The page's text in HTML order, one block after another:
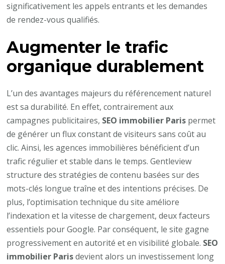
significativement les appels entrants et les demandes
de rendez-vous qualifiés.
Augmenter le trafic
organique durablement
L’un des avantages majeurs du référencement naturel
est sa durabilité. En effet, contrairement aux
campagnes publicitaires, SEO immobilier Paris permet
de générer un flux constant de visiteurs sans coût au
clic. Ainsi, les agences immobilières bénéficient d’un
trafic régulier et stable dans le temps. Gentleview
structure des stratégies de contenu basées sur des
mots-clés longue traîne et des intentions précises. De
plus, l’optimisation technique du site améliore
l’indexation et la vitesse de chargement, deux facteurs
essentiels pour Google. Par conséquent, le site gagne
progressivement en autorité et en visibilité globale. SEO
immobilier Parisdevient alors un investissement long